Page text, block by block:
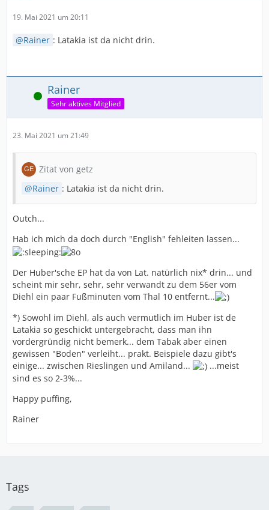
19. Mai 2021 um 20:11
Rainer : Latakia ist da nicht drin.
Online Rainer
Sehr aktives Mitglied
23. Mai 2021 um 21:49
Zitat von getz
Rainer : Latakia ist da nicht drin.
Outch...
Hab ich mich da doch durch "English" fehleiten lassen...
Der Huber'sche EP hat da von Lat. natürlich nix* drin... und
scheint mir sehr, sehr, sehr verwandt zu dem 56er vom
Diehl ein paar Fußminuten vom Thal 10 entfernt...
*) Sowohl im Diehl, als auch vermutlich im Huber ist de
Latakia so geschickt untergebracht, dass man ihn
vordergründig nicht bemerk... dem Tabak aber einen
gewissen "Boden" verleiht... prakt. Beispiele dazu gibt's
einige... zwischen Rieslingen und Amiland...
...meist
sind es so 2-3%...
Happy puffing,
Rainer
Tags